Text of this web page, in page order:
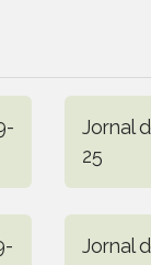
Jornal
25
Jornal